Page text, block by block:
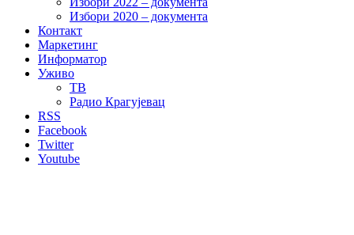
Избори 2020 – документа
Контакт
Маркетинг
Информатор
Уживо
ТВ
Радио Крагујевац
RSS
Facebook
Twitter
Youtube